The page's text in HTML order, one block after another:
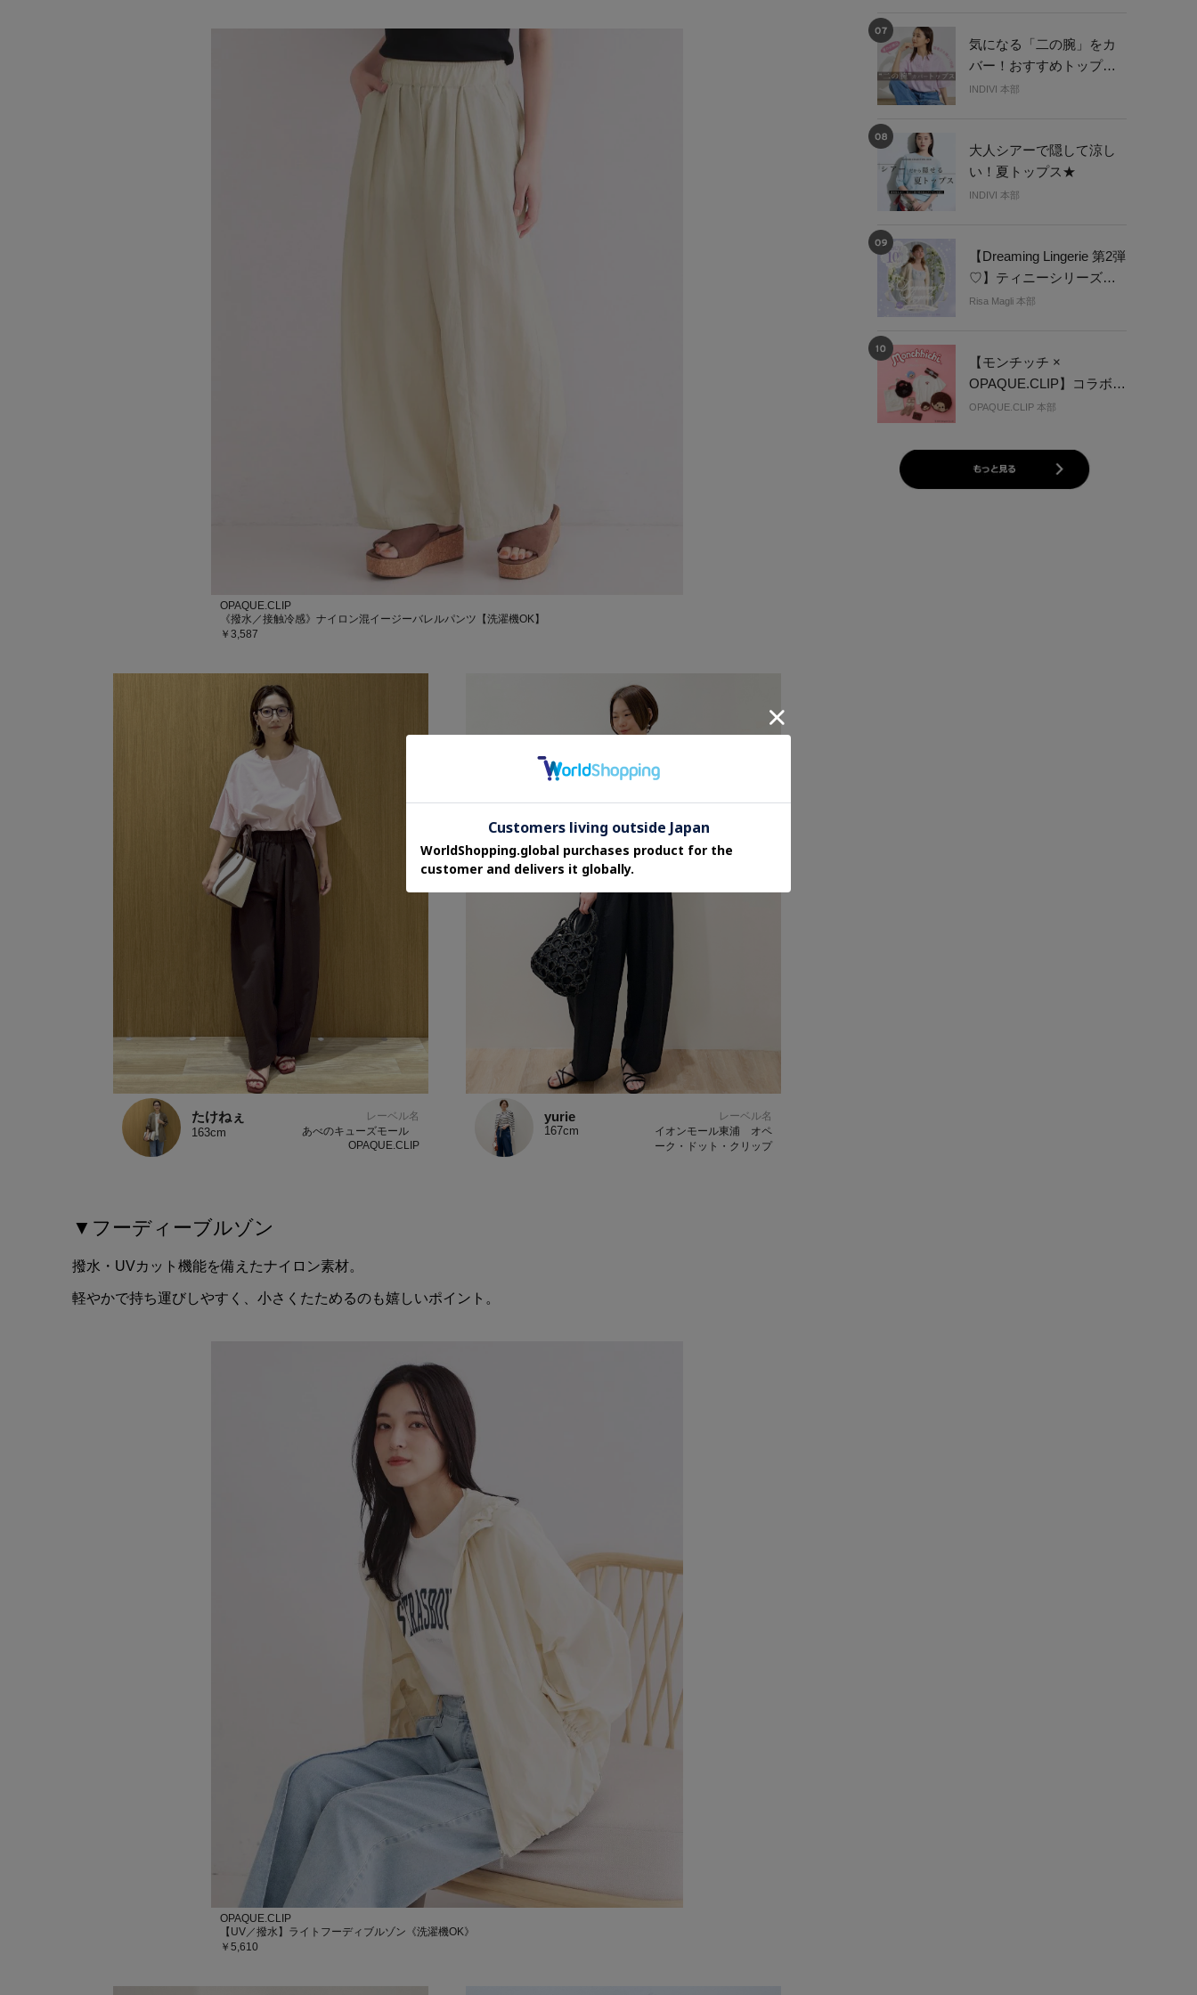
OPAQUE.CLIP
《撥水／接触冷感》ナイロン混イージーバレルパンツ【洗濯機OK】
￥3,587
レーベル名
あべのキューズモール
OPAQUE.CLIP
たけねぇ
163cm
レーベル名
イオンモール東浦 オペ
ーク・ドット・クリップ
yurie
167cm
▼フーディーブルゾン
撥水・UVカット機能を備えたナイロン素材。
軽やかで持ち運びしやすく、小さくたためるのも嬉しいポイント。
OPAQUE.CLIP
【UV／撥水】ライトフーディブルゾン《洗濯機OK》
￥5,610
気になる「二の腕」をカ
バー！おすすめトップス
集
INDIVI 本部
大人シアーで隠して涼し
い！夏トップス★
INDIVI 本部
【Dreaming Lingerie 第2弾
♡】ティニーシリーズ３
点以上ご購入で
Risa Magli 本部
【モンチッチ ×
OPAQUE.CLIP】コラボレ
ーションアイテム 7/30(木)
OPAQUE.CLIP 本部